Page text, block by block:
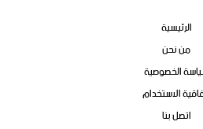
الرئيسية
من نحن
الخصوصية
الاستخدام
اتصل بنا